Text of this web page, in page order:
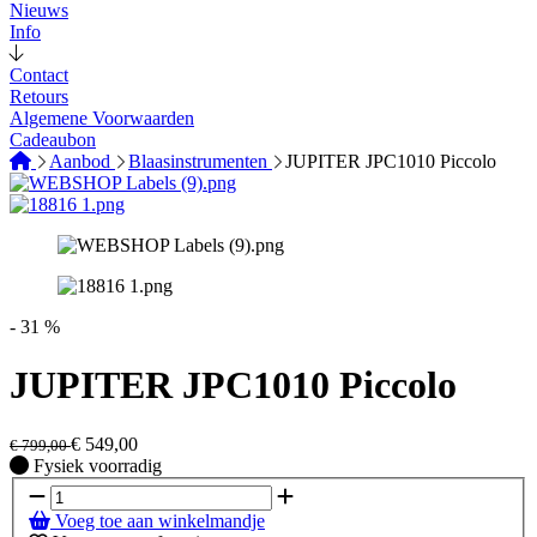
Nieuws
Info
Contact
Retours
Algemene Voorwaarden
Cadeaubon
Aanbod
Blaasinstrumenten JUPITER JPC1010 Piccolo
- 31 %
JUPITER JPC1010 Piccolo
€799,00€ 549,00
Fysiek voorradig
Fysiek voorradig
Voeg toe aan winkelmandje